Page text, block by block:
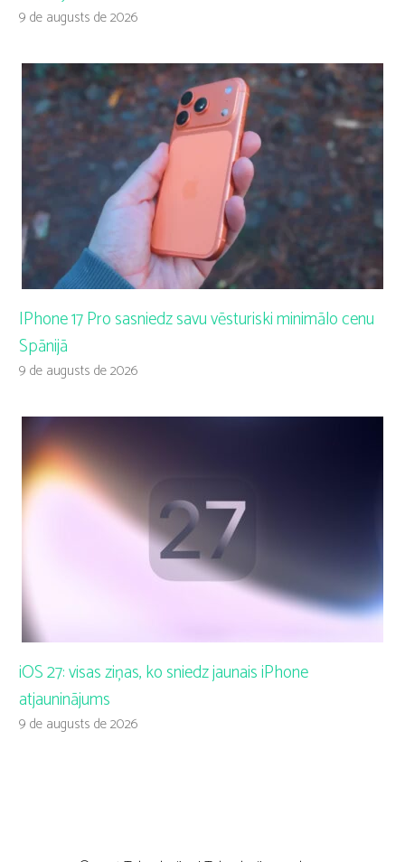
9 de augusts de 2026
IPhone 17 Pro sasniedz savu vēsturiski minimālo cenu
Spānijā
9 de augusts de 2026
iOS 27: visas ziņas, ko sniedz jaunais iPhone
atjauninājums
9 de augusts de 2026